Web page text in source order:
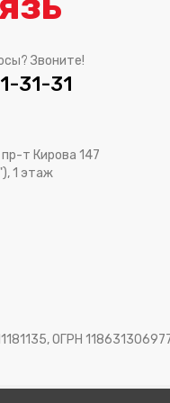
Звоните!
31-31
т Кирова 147
1 этаж
ОГРН